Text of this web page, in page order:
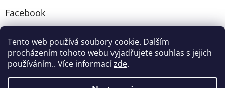
Tento web používá soubory cookie. Dalším
procházením tohoto webu vyjadřujete souhlas s jejich
používáním.. Více informacízde.
Facebook